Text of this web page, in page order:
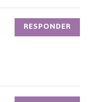
RESPONDER